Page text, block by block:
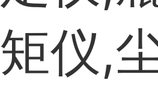
矩仪,